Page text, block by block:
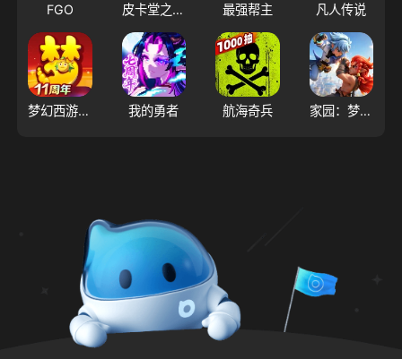
FGO 皮卡堂之梦想起源 最强帮主 凡人传说
梦幻西游（大陆服） 我的勇者 航海奇兵 家园：梦想派对